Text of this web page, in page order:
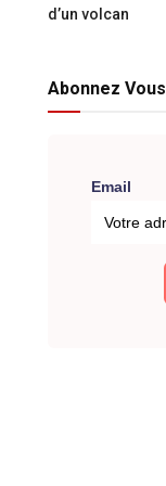
d’un volcan
Abonnez Vous
Email